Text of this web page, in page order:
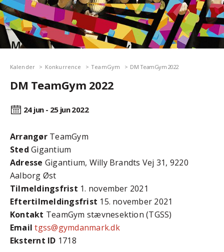
Kalender Konkurrence TeamGym DM TeamGym 2022
DM TeamGym 2022
24 jun - 25 jun2022
ArrangørTeamGym
Sted Gigantium
Adresse Gigantium, Willy Brandts Vej 31, 9220
Aalborg Øst
Tilmeldingsfrist 1. november 2021
Efter­tilmeldings­frist 15. november 2021
Kontakt TeamGym stævnesektion (TGSS)
Email tgss@gymdanmark.dk
Eksternt ID 1718